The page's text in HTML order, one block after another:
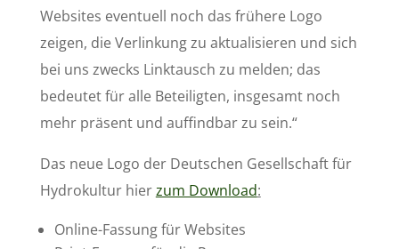
Websites eventuell noch das frühere Logo
zeigen, die Verlinkung zu aktualisieren und sich
bei uns zwecks Linktausch zu melden; das
bedeutet für alle Beteiligten, insgesamt noch
mehr präsent und auffindbar zu sein.“
Das neue Logo der Deutschen Gesellschaft für
Hydrokultur hierzum Download:
Online-Fassung für Websites